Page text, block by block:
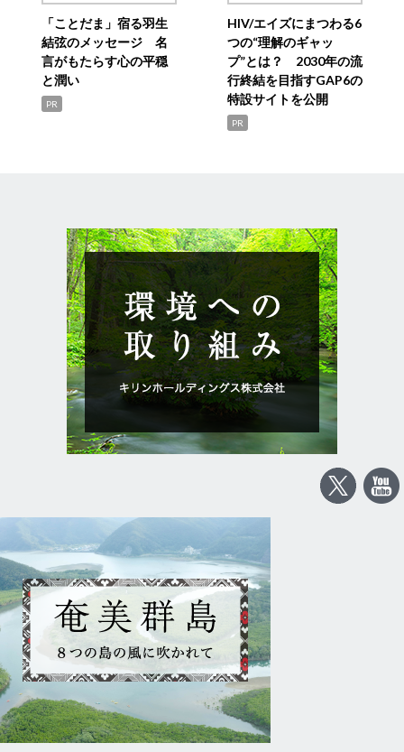
「ことだま」宿る羽生
結弦のメッセージ 名
言がもたらす心の平穏
と潤い
PR
HIV/エイズにまつわる6
つの“理解のギャッ
プ”とは？ 2030年の流
行終結を目指すGAP6の
特設サイトを公開
PR